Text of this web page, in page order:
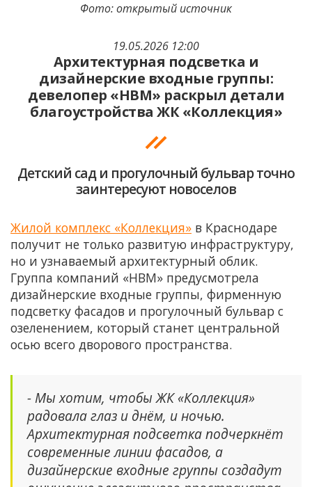
19.05.2026 12:00
Архитектурная подсветка и
дизайнерские входные группы:
девелопер «НВМ» раскрыл детали
благоустройства ЖК «Коллекция»
Детский сад и прогулочный бульвар точно
заинтересуют новоселов
Фото: открытый источник
Жилой комплекс «Коллекция» в Краснодаре
получит не только развитую инфраструктуру,
но и узнаваемый архитектурный облик.
Группа компаний «НВМ» предусмотрела
дизайнерские входные группы, фирменную
подсветку фасадов и прогулочный бульвар с
озеленением, который станет центральной
осью всего дворового пространства.
- Мы хотим, чтобы ЖК «Коллекция»
радовала глаз и днём, и ночью.
Архитектурная подсветка подчеркнёт
современные линии фасадов, а
дизайнерские входные группы создадут